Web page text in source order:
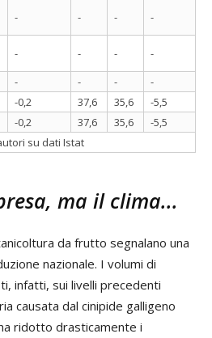
- - -
-
- - -
-
- - -
-
-0,2 37,6 35,6
-5,5
-0,2 37,6 35,6
-5,5
su dati Istat
ma il clima...
da frutto segnalano una
nazionale. I volumi di
infatti, sui livelli precedenti
causata dal cinipide galligeno
ridotto drasticamente i